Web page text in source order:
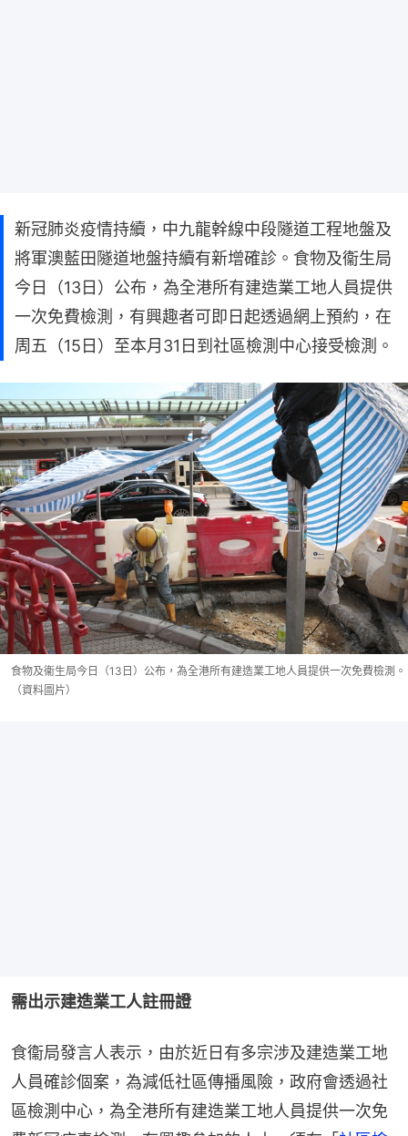
新冠肺炎疫情持續，中九龍幹線中段隧道工程地盤及
將軍澳藍田隧道地盤持續有新增確診。食物及衞生局
今日（13日）公布，為全港所有建造業工地人員提供
一次免費檢測，有興趣者可即日起透過網上預約，在
周五（15日）至本月31日到社區檢測中心接受檢測。
食物及衞生局今日（13日）公布，為全港所有建造業工地人員提供一次免費檢測。
（資料圖片）
需出示建造業工人註冊證
食衞局發言人表示，由於近日有多宗涉及建造業工地
人員確診個案，為減低社區傳播風險，政府會透過社
區檢測中心，為全港所有建造業工地人員提供一次免